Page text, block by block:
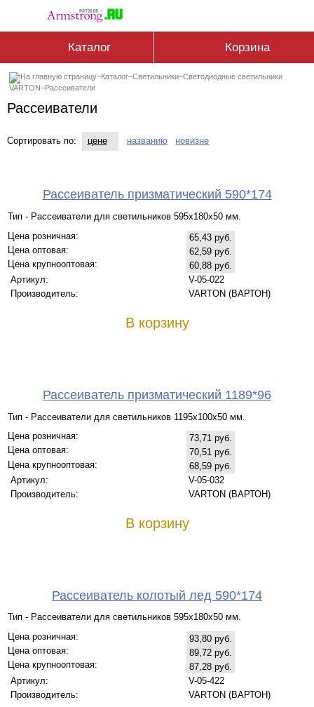
Каталог Корзина
–Каталог–Светильники–Светодиодные светильники
VARTON–Рассеиватели
Рассеиватели
Сортировать по: цене названию новизне
Рассеиватель призматический 590*174
Тип - Рассеиватели для светильников 595х180х50 мм.
Цена розничная:
65,43 руб.
Цена оптовая:
62,59 руб.
Цена крупнооптовая:
60,88 руб.
Артикул:
V-05-022
Производитель:
VARTON (ВАРТОН)
В корзину
Рассеиватель призматический 1189*96
Тип - Рассеиватели для светильников 1195х100х50 мм.
Цена розничная:
73,71 руб.
Цена оптовая:
70,51 руб.
Цена крупнооптовая:
68,59 руб.
Артикул:
V-05-032
Производитель:
VARTON (ВАРТОН)
В корзину
Рассеиватель колотый лед 590*174
Тип - Рассеиватели для светильников 595х180х50 мм.
Цена розничная:
93,80 руб.
Цена оптовая:
89,72 руб.
Цена крупнооптовая:
87,28 руб.
Артикул:
V-05-422
Производитель:
VARTON (ВАРТОН)